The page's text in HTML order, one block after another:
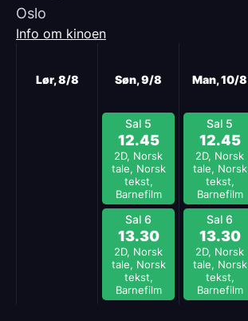
Oslo
Info om kinoen
Lør, 8/8 Søn, 9/8
Sal 5
12.45
2D, Norsk
tale, Norsk
tekst,
Barnefilm
Sal 6
13.30
2D, Norsk
tale, Norsk
tekst,
Barnefilm
Man, 10/8
Sal 5
12.45
2D, Norsk
tale, Norsk
tekst,
Barnefilm
Sal 6
13.30
2D, Norsk
tale, Norsk
tekst,
Barnefilm